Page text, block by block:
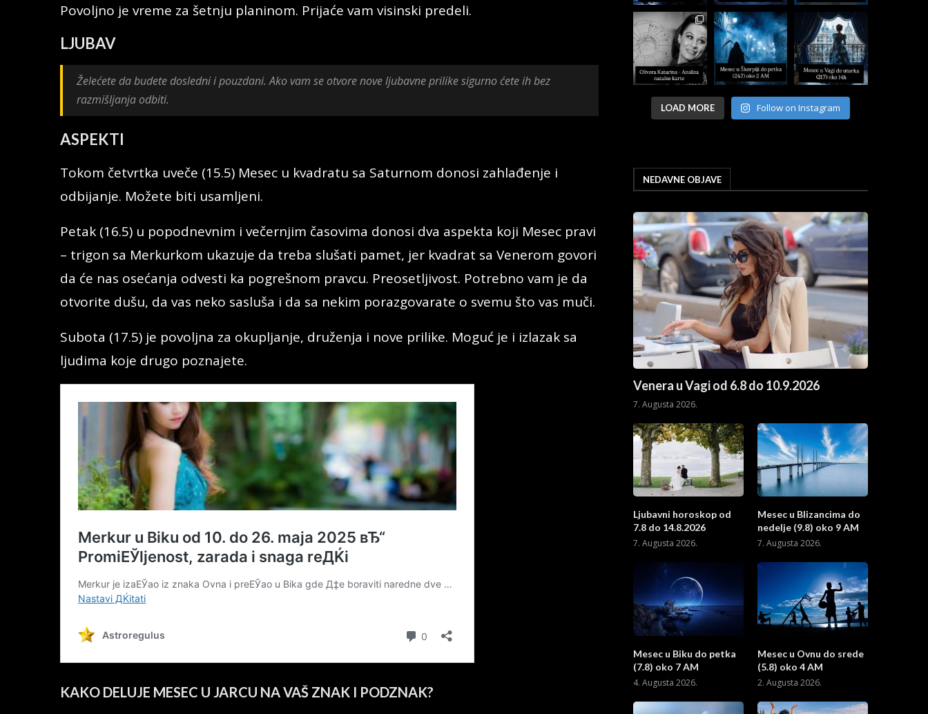
Povoljno je vreme za šetnju planinom. Prijaće vam visinski predeli.
LJUBAV
Želećete da budete dosledni i pouzdani. Ako vam se otvore nove ljubavne prilike sigurno ćete ih bez
razmišljanja odbiti.
ASPEKTI
Tokom četvrtka uveče (15.5) Mesec u kvadratu sa Saturnom donosi zahlađenje i
odbijanje. Možete biti usamljeni.
Petak (16.5) u popodnevnim i večernjim časovima donosi dva aspekta koji Mesec pravi
– trigon sa Merkurkom ukazuje da treba slušati pamet, jer kvadrat sa Venerom govori
da će nas osećanja odvesti ka pogrešnom pravcu. Preosetljivost. Potrebno vam je da
otvorite dušu, da vas neko sasluša i da sa nekim porazgovarate o svemu što vas muči.
Subota (17.5) je povoljna za okupljanje, druženja i nove prilike. Moguć je i izlazak sa
ljudima koje drugo poznajete.
KAKO DELUJE MESEC U JARCU NA VAŠ ZNAK I PODZNAK?
LOAD MORE Follow on Instagram
NEDAVNE OBJAVE
Venera u Vagi od 6.8 do 10.9.2026
7. Augusta 2026.
Ljubavni horoskop od
7.8 do 14.8.2026
7. Augusta 2026.
Mesec u Blizancima do
nedelje (9.8) oko 9 AM
7. Augusta 2026.
Mesec u Biku do petka
(7.8) oko 7 AM
4. Augusta 2026.
Mesec u Ovnu do srede
(5.8) oko 4 AM
2. Augusta 2026.